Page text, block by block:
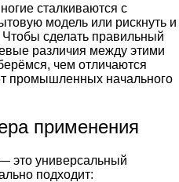
сталкиваются с
модель или рискнуть и
сделать правильный
различия между этими
чем отличаются
начального
применения
это универсальный
подходит: